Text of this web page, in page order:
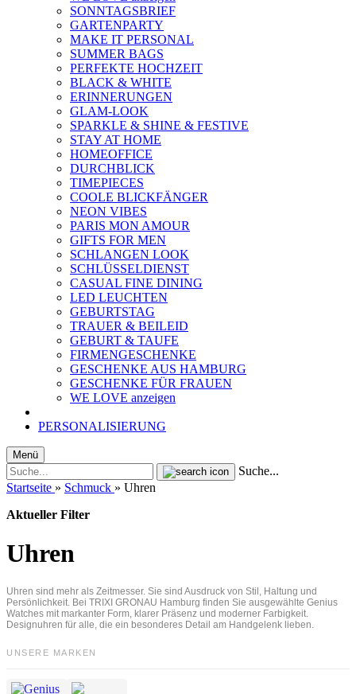
SONNTAGSBRIEF
GARTENPARTY
MAKE IT PERSONAL
SUMMER BAGS
PERFEKTE HOCHZEIT
BLACK & WHITE
ERINNERUNGEN
GLAM-LOOK
SPARKLE & SHINE & FESTIVE
STAY AT HOME
HOMEOFFICE
DURCHBLICK
TIMEPIECES
COOLE BLICKFÄNGER
NEON VIBES
PARIS MON AMOUR
GIFTS FOR MEN
SCHLANGEN LOOK
SCHLÜSSELDIENST
CASUAL FINE DINING
LED LEUCHTEN
GEBURTSTAG
TRAUER & BEILEID
GEBURT & TAUFE
FIRMENGESCHENKE
GESCHENKE AUS HAMBURG
GESCHENKE FÜR FRAUEN
WE LOVE anzeigen
PERSONALISIERUNG
Menü
Suche...
Startseite » Schmuck » Uhren
Aktueller Filter
Uhren
Uhren sind mehr als Zeitmesser. Sie sind Ausdruck von Stil, Haltung und
Persönlichkeit. Bei TRIXI GRONAU Hamburg finden Sie ausgewählte Genius
Watches mit markanter Form, klarer Präsenz und moderner Farbigkeit.
Designuhren für alle, die ein besonderes Detail am Handgelenk lieben.
UNSERE MARKEN